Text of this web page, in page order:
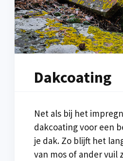
Dakcoating
Net als bij het
dakcoating voor een
je dak. Zo blijft het
van mos of ander vuil